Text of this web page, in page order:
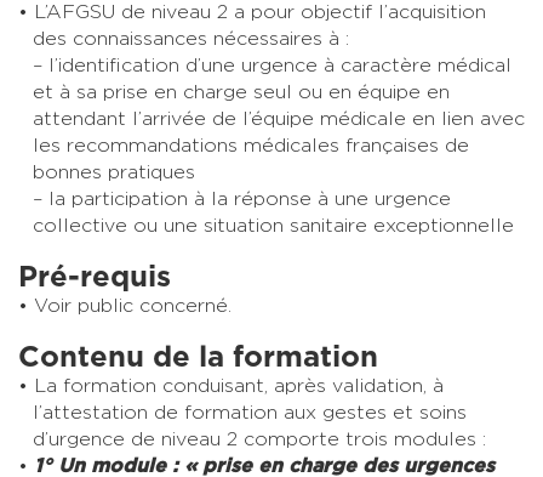
L’AFGSU de niveau 2 a pour objectif l’acquisition
des connaissances nécessaires à :
– l’identification d’une urgence à caractère médical
et à sa prise en charge seul ou en équipe en
attendant l’arrivée de l’équipe médicale en lien avec
les recommandations médicales françaises de
bonnes pratiques
– la participation à la réponse à une urgence
collective ou une situation sanitaire exceptionnelle
Pré-requis
Voir public concerné.
Contenu de la formation
La formation conduisant, après validation, à
l’attestation de formation aux gestes et soins
d’urgence de niveau 2 comporte trois modules :
1° Un module : « prise en charge des urgences